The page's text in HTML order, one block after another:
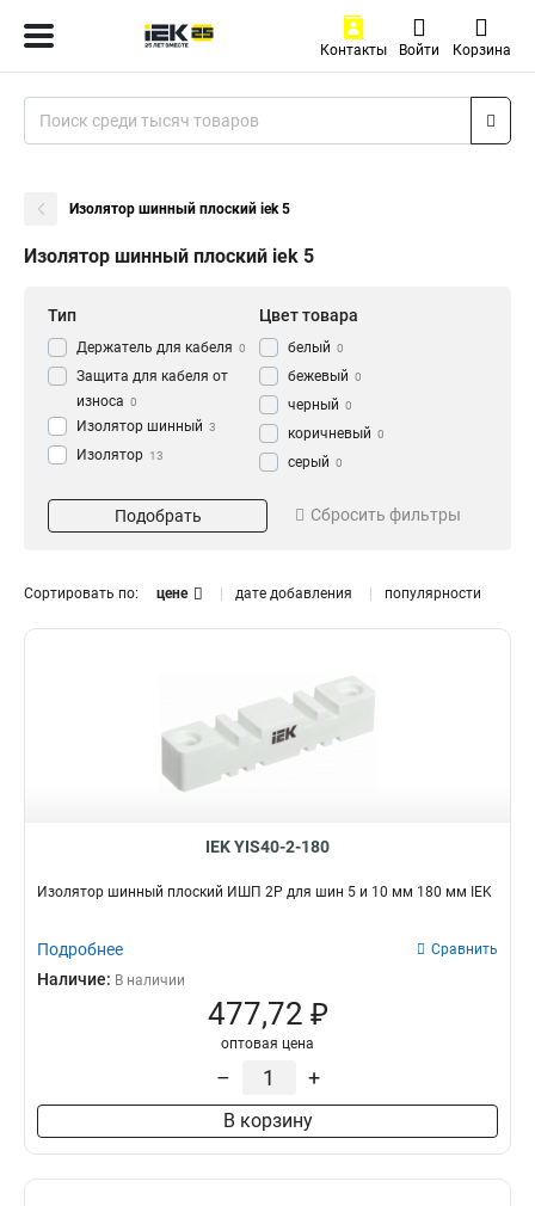
Контакты Войти Корзина
Изолятор шинный плоский iek 5
Изолятор шинный плоский iek 5
Тип
Держатель для кабеля 0
Защита для кабеля от
износа 0
Изолятор шинный 3
Изолятор 13
Цвет товара
белый 0
бежевый 0
черный 0
коричневый 0
серый 0
90
270 1
30
180
110 1
10 3
Подобрать Сбросить фильтры
Сортировать по: цене дате добавления популярности
IEK YIS40-2-180
Изолятор шинный плоский ИШП 2P для шин 5 и 10 мм 180 мм IEK
Подробнее Сравнить
Наличие: В наличии
477,72 ₽
оптовая цена
– +
В корзину